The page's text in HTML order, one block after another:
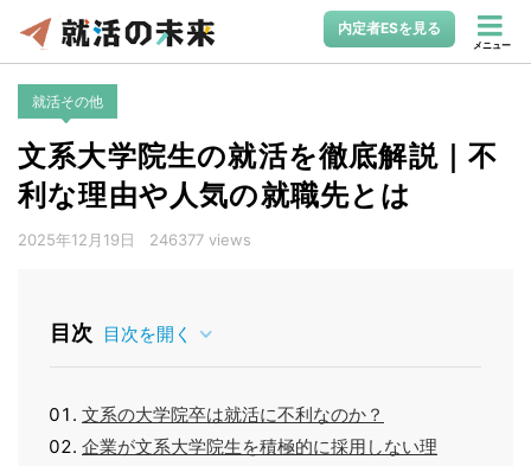
内定者ESを見る
メニュー
就活その他
文系大学院生の就活を徹底解説｜不
利な理由や人気の就職先とは
2025年12月19日 246377 views
目次 目次を開く
文系の大学院卒は就活に不利なのか？
企業が文系大学院生を積極的に採用しない理